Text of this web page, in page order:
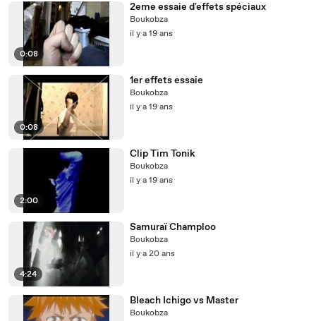
0:08
2eme essaie d'effets spéciaux
Boukobza
il y a 19 ans
0:08
1er effets essaie
Boukobza
il y a 19 ans
2:00
Clip Tim Tonik
Boukobza
il y a 19 ans
4:24
Samuraï Champloo
Boukobza
il y a 20 ans
Bleach Ichigo vs Master
Boukobza